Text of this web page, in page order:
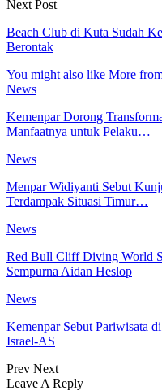
Next Post
Beach Club di Kuta Sudah
Berontak
You might also like More
News
Kemenpar Dorong
Manfaatnya untuk Pelaku…
News
Menpar Widiyanti Sebut
Terdampak Situasi Timur…
News
Red Bull Cliff Diving World
Sempurna Aidan Heslop
News
Kemenpar Sebut Pariwisata
Israel-AS
Prev Next
Leave A Reply